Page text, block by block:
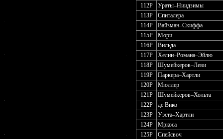
112P
Ураты–Ниидзимы
113P
Спиталера
114P
Вайзман–Скиффа
115P
Мори
116P
Вильда
117P
Хелин–Романа–Эйлю
118P
Шумейкеров–Леви
119P
Паркера–Хартли
120P
Мюллер
121P
Шумейкеров–Хольта
122P
де Вико
123P
Уэста–Хартли
124P
Мркоса
125P
Спейсвоч